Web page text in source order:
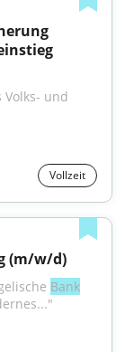
Volks- und
Vollzeit
(m/w/d)
Bank